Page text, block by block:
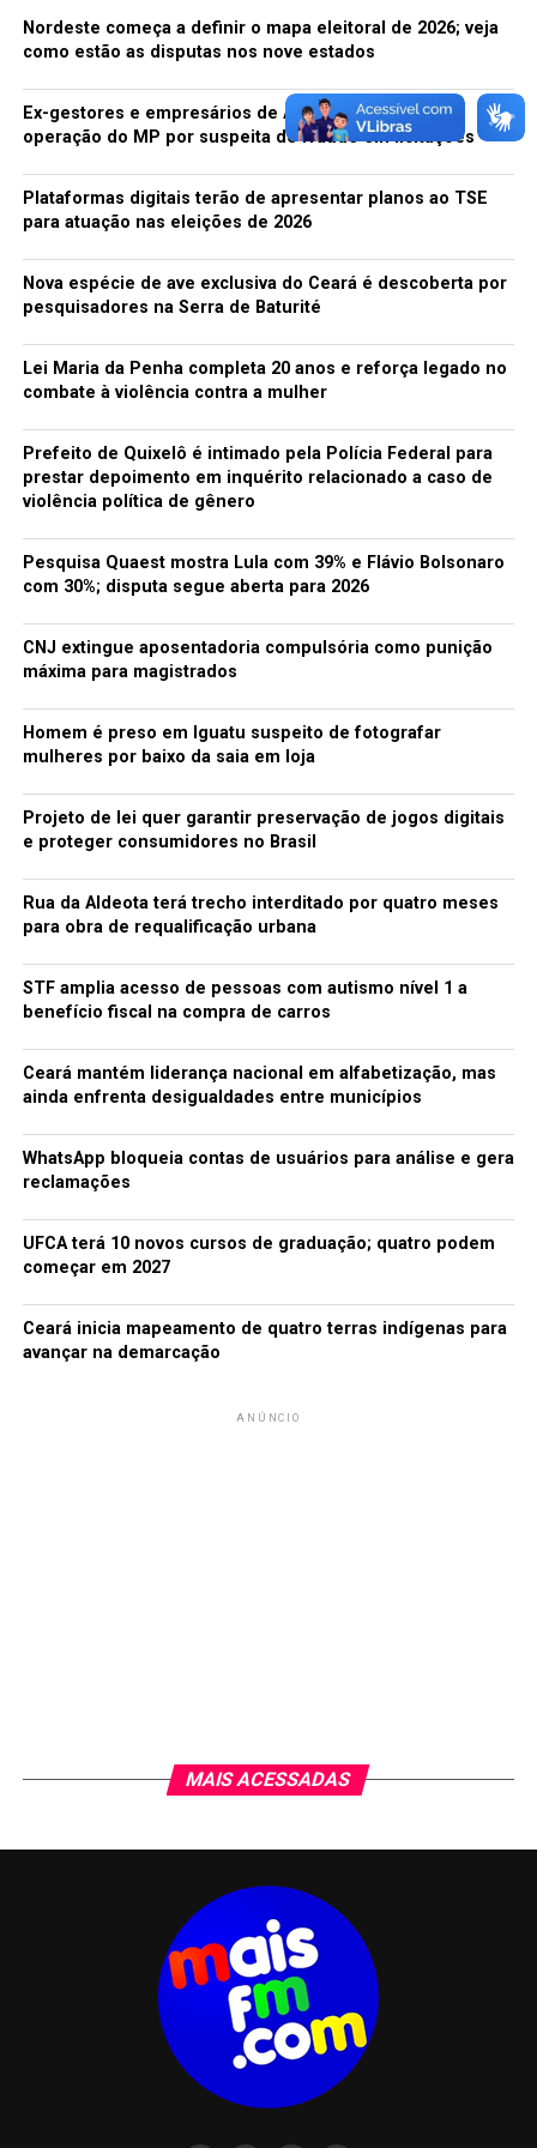
Porém, acórdão proferido, em 12 de abril de 2016, pelo
Tribunal Regional Federal da 5ª Região, em agravo de
suspendeu a decisão sobre o pedido de liminar.
Barreto, da 2ª Vara da Federal, julgou a ACP e acatou o
pedido da DPU para criação dos novos leitos. Na decisão,
poder público deve ter com a garantia de direitos
fundamentais:
“Diante da patente imutabilidade do quadro fático no
qual se baseou referida decisão, reafirmo os mesmos
de criação por parte dos réus, de leitos de UTI no Estado
do Ceará, e compeli-los a tanto, como forma de
efetivação dos direitos fundamentais constitucionais à
quantos esperam nas filas dos hospitais públicos, mas,
principalmente, como medida paliativa e também
para que invistam naquilo que é o real objeto da
expectativa de todos os contribuintes, a saber: saúde,
educação e segurança”.
Fonte: G1/CE
TÓPICOS RELACIONADOS: CRIAÇÃO
JUSTIÇA FEDERAL
LEITOS
SISTEMA PÚBLICO DE SAÚDE DO CEARÁ
A SEGUIR
Governo do Ceará forma mais 1.350 policiais militares
Ceará gera 2.161 vagas com carteira assinada em
setembro
redacao
Nordeste começa a definir o mapa eleitoral de 2026; veja
como estão as disputas nos nove estados
Ex-gestores e empresários de Acopiara são alvos de
operação do MP por suspeita de fraude em licitações
Plataformas digitais terão de apresentar planos ao TSE
para atuação nas eleições de 2026
Nova espécie de ave exclusiva do Ceará é descoberta por
pesquisadores na Serra de Baturité
Lei Maria da Penha completa 20 anos e reforça legado no
combate à violência contra a mulher
Prefeito de Quixelô é intimado pela Polícia Federal para
prestar depoimento em inquérito relacionado a caso de
violência política de gênero
Pesquisa Quaest mostra Lula com 39% e Flávio Bolsonaro
com 30%; disputa segue aberta para 2026
CNJ extingue aposentadoria compulsória como punição
máxima para magistrados
Homem é preso em Iguatu suspeito de fotografar
mulheres por baixo da saia em loja
Projeto de lei quer garantir preservação de jogos digitais
e proteger consumidores no Brasil
Rua da Aldeota terá trecho interditado por quatro meses
para obra de requalificação urbana
STF amplia acesso de pessoas com autismo nível 1 a
benefício fiscal na compra de carros
Ceará mantém liderança nacional em alfabetização, mas
ainda enfrenta desigualdades entre municípios
WhatsApp bloqueia contas de usuários para análise e gera
reclamações
UFCA terá 10 novos cursos de graduação; quatro podem
começar em 2027
Ceará inicia mapeamento de quatro terras indígenas para
avançar na demarcação
ANÚNCIO
MAIS ACESSADAS